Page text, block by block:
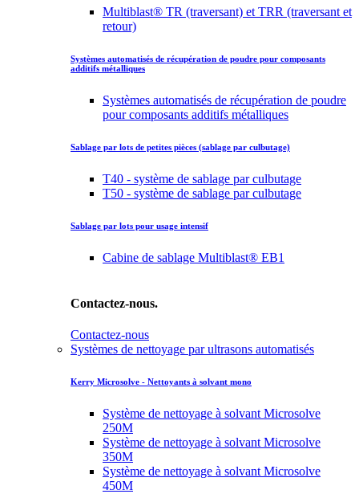
Multiblast® TR (traversant) et TRR (traversant et
retour)
Systèmes automatisés de récupération de poudre pour composants
additifs métalliques
Systèmes automatisés de récupération de poudre
pour composants additifs métalliques
Sablage par lots de petites pièces (sablage par culbutage)
T40 - système de sablage par culbutage
T50 - système de sablage par culbutage
Sablage par lots pour usage intensif
Cabine de sablage Multiblast® EB1
Contactez-nous.
Contactez-nous
Systèmes de nettoyage par ultrasons automatisés
Kerry Microsolve - Nettoyants à solvant mono
Système de nettoyage à solvant Microsolve
250M
Système de nettoyage à solvant Microsolve
350M
Système de nettoyage à solvant Microsolve
450M